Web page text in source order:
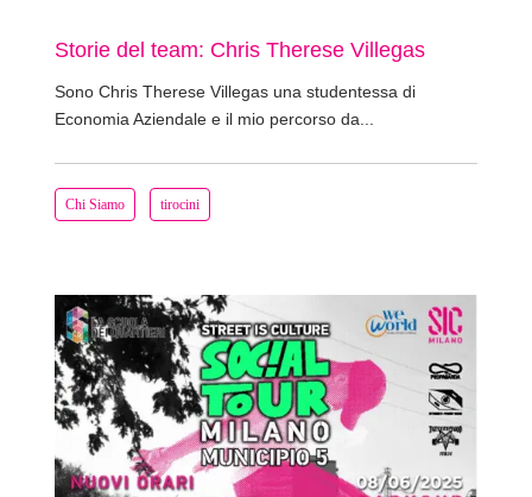
Chi Siamo tirocini
Storie del team: Chris Therese Villegas
Sono Chris Therese Villegas una studentessa di
Economia Aziendale e il mio percorso da...